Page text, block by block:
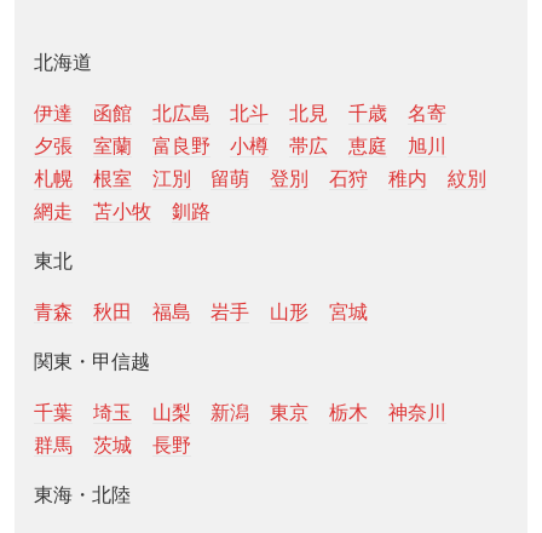
北海道
伊達 函館 北広島 北斗 北見 千歳
名寄
夕張
室蘭 富良野 小樽 帯広 恵庭
旭川
札幌
根室 江別 留萌 登別 石狩 稚内
紋別
網走
苫小牧 釧路
東北
青森 秋田 福島 岩手 山形 宮城
関東・甲信越
千葉 埼玉 山梨 新潟 東京 栃木
神奈川
群馬
茨城 長野
東海・北陸